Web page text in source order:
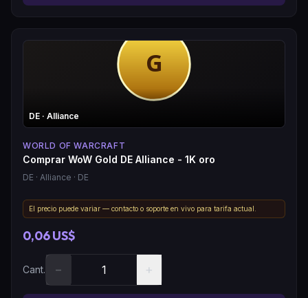
DE · Alliance
WORLD OF WARCRAFT
Comprar WoW Gold DE Alliance - 1K oro
DE · Alliance · DE
El precio puede variar — contacto o soporte en vivo para tarifa actual.
0,06 US$
Cant. − +